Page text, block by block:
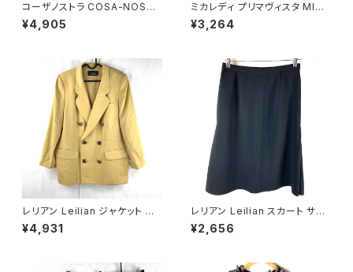
コーザノストラ COSA-NOSTR
A カットソー 長袖 シースルー
絹 スリット袖 濃ブラウン系 40
¥4,905
ミカレディ プリマヴィスタ MICA
LADY PRIMAVISTA カーディ
ガン 長袖 ビーズ 肩パッド ピン
¥3,264
レリアン Leilian ジャケット 肩
パッド 黄色 金色 13+サイズ 90
0590
¥4,931
レリアン Leilian スカート サイ
ドプリーツ 裏地付き 日本製 サ
イドファスナー 黒 11サイズ 929
¥2,656